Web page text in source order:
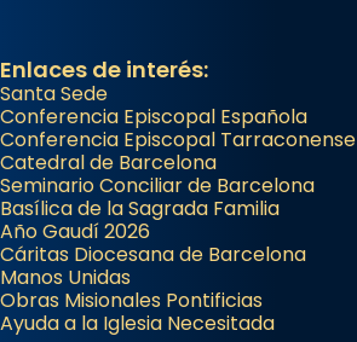
Enlaces de interés:
Santa Sede
Conferencia Episcopal Española
Conferencia Episcopal Tarraconense
Catedral de Barcelona
Seminario Conciliar de Barcelona
Basílica de la Sagrada Familia
Año Gaudí 2026
Cáritas Diocesana de Barcelona
Manos Unidas
Obras Misionales Pontificias
Ayuda a la Iglesia Necesitada